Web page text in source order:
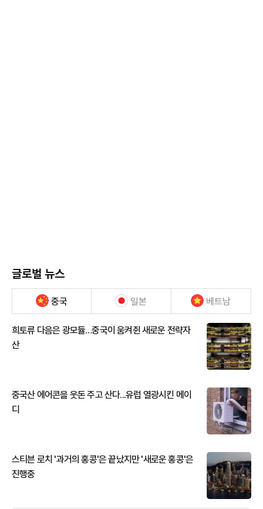
글로벌 뉴스
중국 일본 베트남
희토류 다음은 광모듈…중국이 움켜쥔 새로운 전략자
산
중국산 에어콘을 웃돈 주고 산다...유럽 열광시킨 메이
디
스티븐 로치 '과거의 홍콩'은 끝났지만 '새로운 홍콩'은
진행중